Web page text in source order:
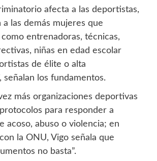
afecta a las deportistas,
las demás mujeres que
entrenadoras, técnicas,
niñas en edad escolar
de élite o alta
señalan los fundamentos.
más organizaciones deportivas
para responder a
acoso, abuso o violencia; en
la ONU, Vigo señala que
no basta”.